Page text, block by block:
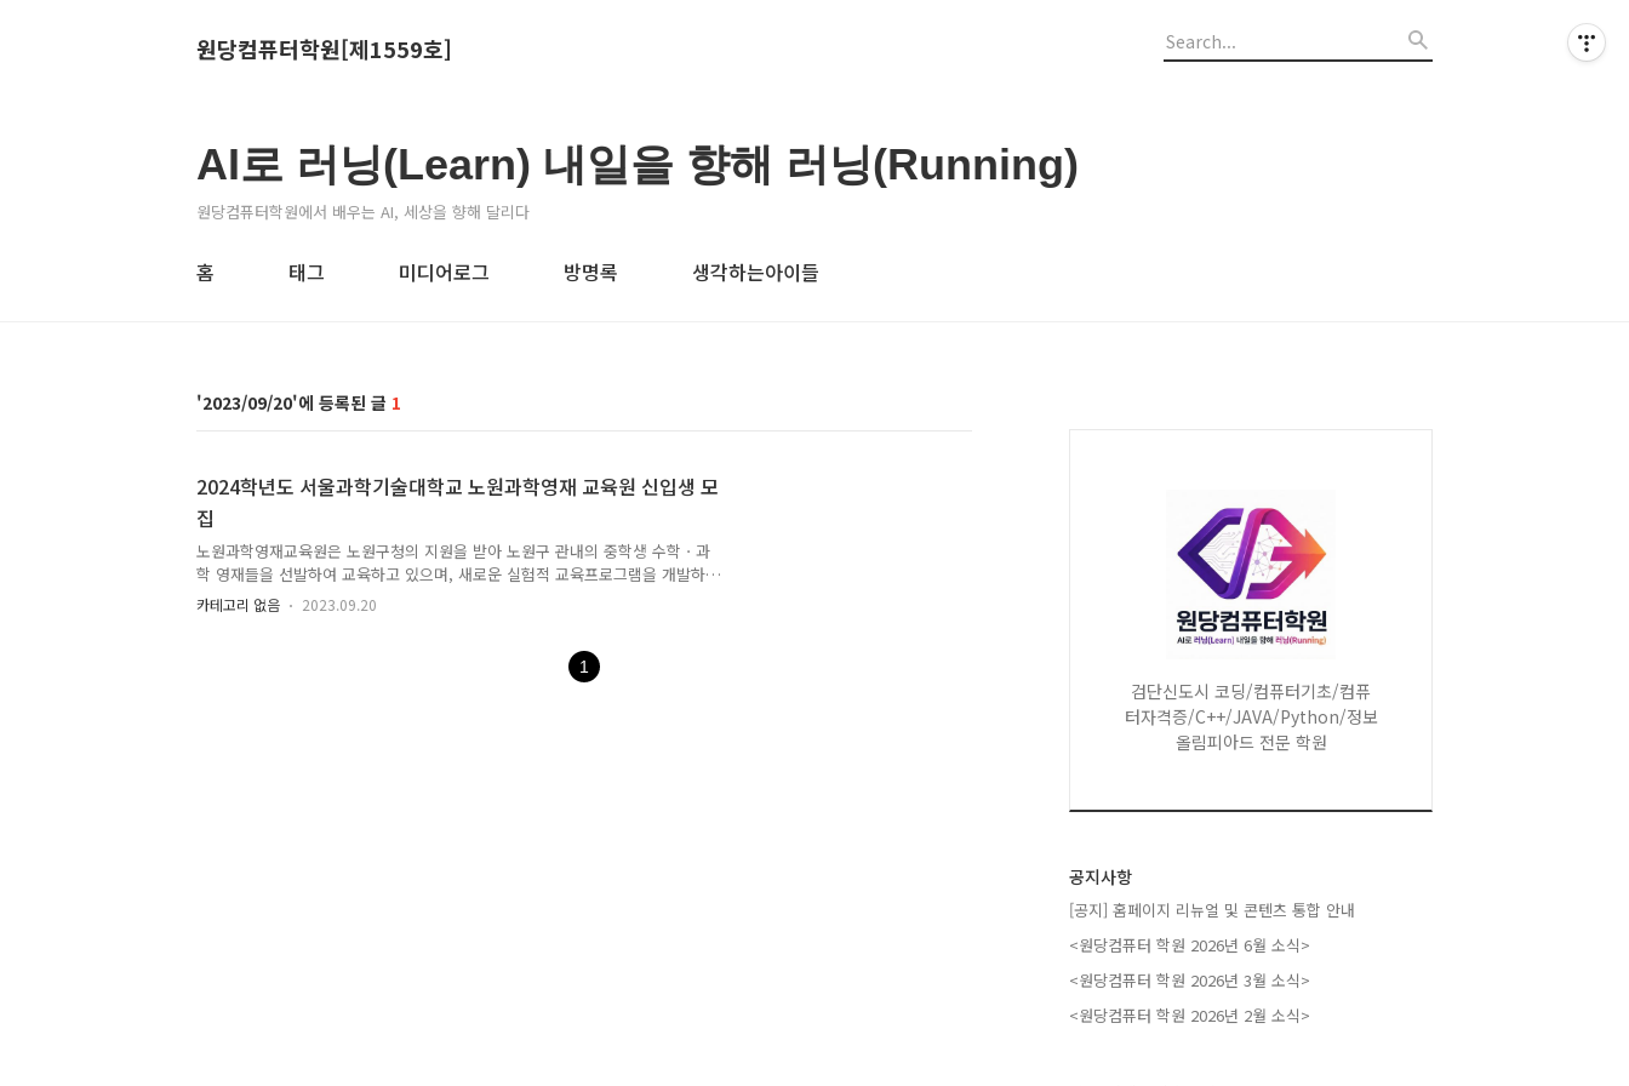
원당컴퓨터학원[제1559호]
AI로 러닝(Learn) 내일을 향해 러닝(Running)
원당컴퓨터학원에서 배우는 AI, 세상을 향해 달리다
홈 태그 미디어로그 방명록 생각하는아이들
2023/09/20 1
2024학년도 서울과학기술대학교 노원과학영재 교육원 신입생 모
집
노원과학영재교육원은 노원구청의 지원을 받아 노원구 관내의 중학생 수학ㆍ과
학 영재들을 선발하여 교육하고 있으며, 새로운 실험적 교육프로그램을 개발하
여 수학ㆍ과학 영재들이 자신들의 자질을 더욱 향상 시킬 수 있도록 기회를 제공
하고 있습니다. 2024학년도 모집 요상을 살펴 보면 다음과 같습니다. 모집분야
6학년에 재학중인 학생 원서접수 2023년 9월 20일(수) ~ 2023년 9월 26일(화) 18
시 선발방법 가. 1차 전형(창의적 학문적성 평가) : 2023년 10월 7일(토), 10시 00
카테고리 없음 2023.09.20
1
검단신도시 코딩/컴퓨터기초/컴퓨
터자격증/C++/JAVA/Python/정보
올림피아드 전문 학원
공지사항
[공지] 홈페이지 리뉴얼 및 콘텐츠 통합 안내
<원당컴퓨터 학원 2026년 6월 소식>
<원당컴퓨터 학원 2026년 3월 소식>
<원당컴퓨터 학원 2026년 2월 소식>